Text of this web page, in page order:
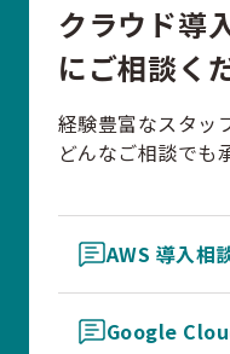
クラウド導
にご相談く
経験豊富なスタッ
どんなご相談でも
AWS 導入相
Google